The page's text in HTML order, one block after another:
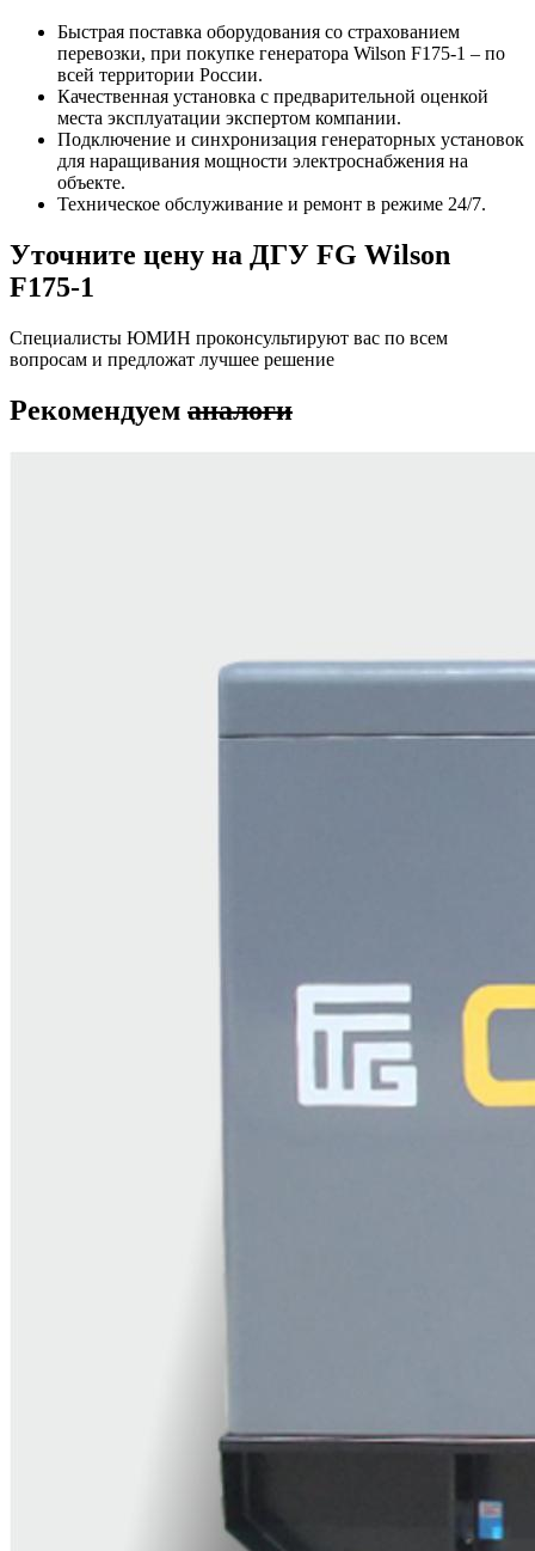
Быстрая поставка оборудования со страхованием
перевозки, при покупке генератора Wilson F175-1 – по
всей территории России.
Качественная установка с предварительной оценкой
места эксплуатации экспертом компании.
Подключение и синхронизация генераторных установок
для наращивания мощности электроснабжения на
объекте.
Техническое обслуживание и ремонт в режиме 24/7.
Уточните цену на ДГУ FG Wilson
F175-1
Специалисты ЮМИН проконсультируют вас по всем
вопросам и предложат лучшее решение
Рекомендуем аналоги